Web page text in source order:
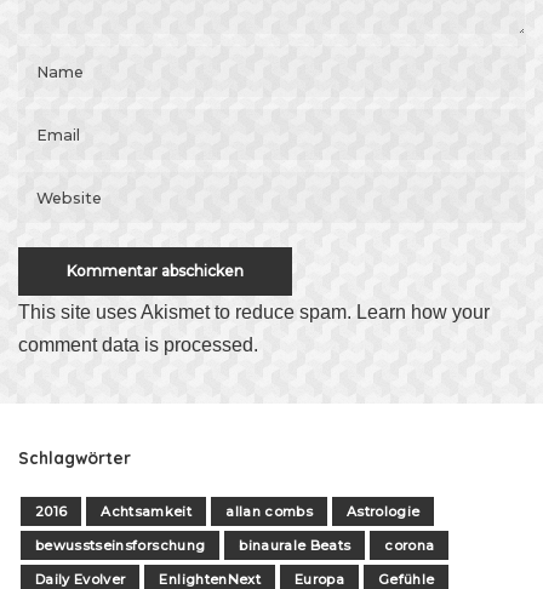
This site uses Akismet to reduce spam. Learn how your
comment data is processed.
Schlagwörter
2016 Achtsamkeit allan combs
Astrologie
bewusstseinsforschung
binaurale Beats
corona
Daily Evolver
EnlightenNext Europa
Gefühle